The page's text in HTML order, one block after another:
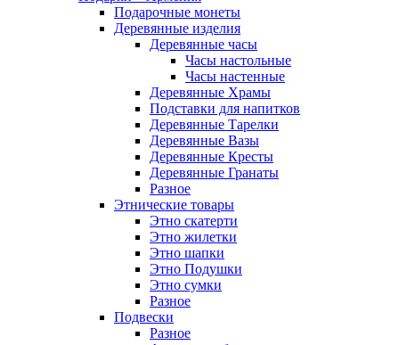
Подарочные монеты
Деревянные изделия
Деревянные часы
Часы настольные
Часы настенные
Деревянные Храмы
Подставки для напитков
Деревянные Тарелки
Деревянные Вазы
Деревянные Кресты
Деревянные Гранаты
Разное
Этнические товары
Этно скатерти
Этно жилетки
Этно шапки
Этно Подушки
Этно сумки
Разное
Подвески
Разное